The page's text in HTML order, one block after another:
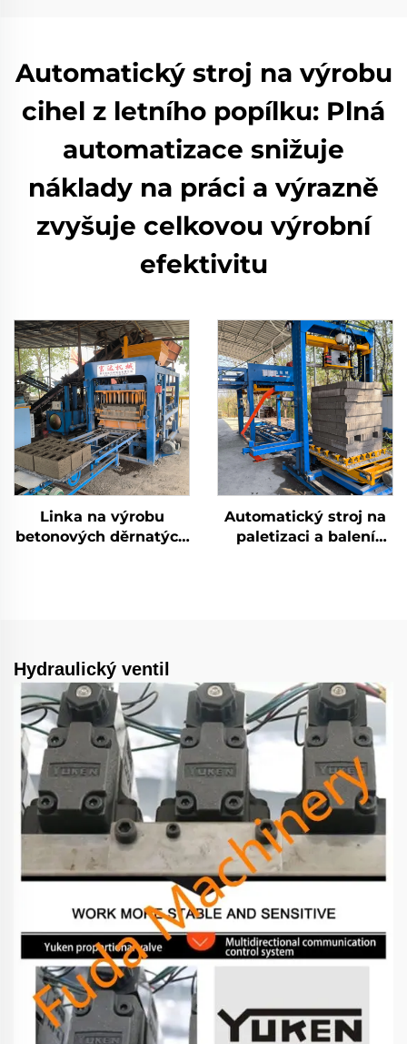
Automatický stroj na výrobu
cihel z letního popílku: Plná
automatizace snižuje
náklady na práci a výrazně
zvyšuje celkovou výrobní
efektivitu
Linka na výrobu
betonových děrnatých
Automatický stroj na
paletizaci a balení
Hydraulický ventil